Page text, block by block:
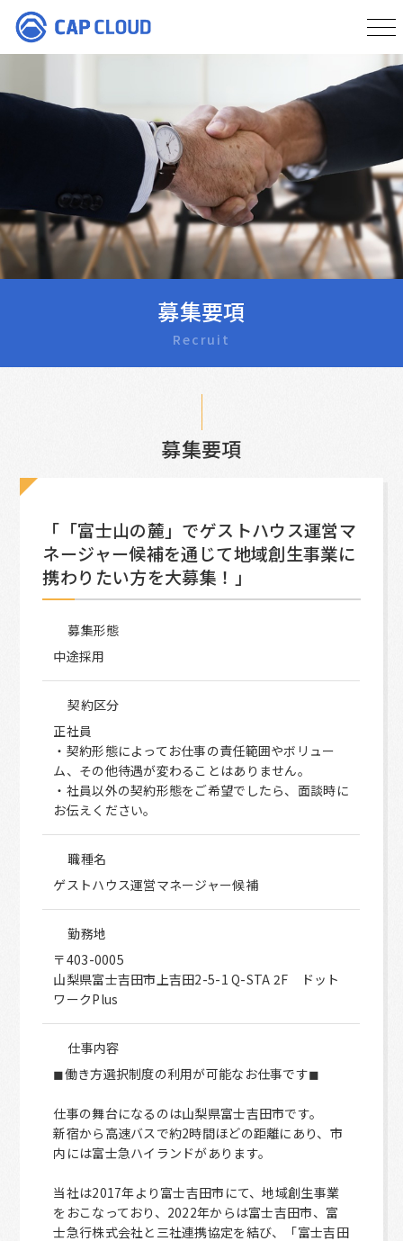
募集要項
Recruit
募集要項
「「富士山の麓」でゲストハウス運営マ
ネージャー候補を通じて地域創生事業に
携わりたい方を大募集！」
募集形態
中途採用
契約区分
正社員
・契約形態によってお仕事の責任範囲やボリュー
ム、その他待遇が変わることはありません。
・社員以外の契約形態をご希望でしたら、面談時に
お伝えください。
職種名
ゲストハウス運営マネージャー候補
勤務地
〒403-0005
山梨県富士吉田市上吉田2-5-1 Q-STA 2F ドット
ワークPlus
仕事内容
◼︎働き方選択制度の利用が可能なお仕事です◼︎
仕事の舞台になるのは山梨県富士吉田市です。
新宿から高速バスで約2時間ほどの距離にあり、市
内には富士急ハイランドがあります。
当社は2017年より富士吉田市にて、地域創生事業
をおこなっており、2022年からは富士吉田市、富
士急行株式会社と三社連携協定を結び、「富士吉田